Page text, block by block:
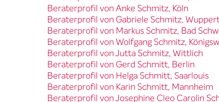
Beraterprofil von Anke Schmitz, Köln
Beraterprofil von Gabriele Schmitz,
Beraterprofil von Markus Schmitz, Bad
Beraterprofil von Wolfgang Schmitz,
Beraterprofil von Jutta Schmitz, Wittlich
Beraterprofil von Gerd Schmitt, Berlin
Beraterprofil von Helga Schmitt, Saarlouis
Beraterprofil von Karin Schmitt, Mannheim
Beraterprofil von Josephine Cleo Carolin